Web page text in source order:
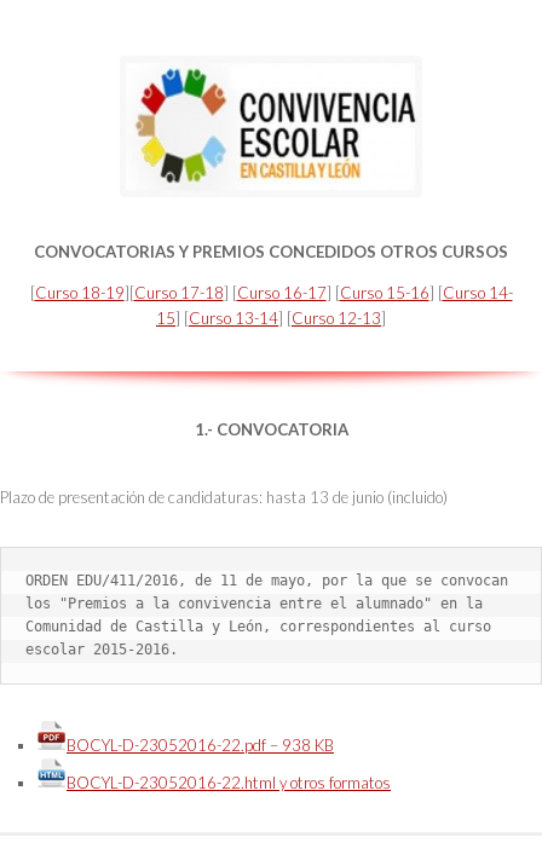
CONVOCATORIAS Y PREMIOS CONCEDIDOS OTROS CURSOS
[Curso 18-19][Curso 17-18] [Curso 16-17] [Curso 15-16] [Curso 14-
15] [Curso 13-14] [Curso 12-13]
1.- CONVOCATORIA
Plazo de presentación de candidaturas: hasta 13 de junio (incluido)
ORDEN EDU/411/2016, de 11 de mayo, por la que se convocan
los "Premios a la convivencia entre el alumnado" en la
Comunidad de Castilla y León, correspondientes al curso
escolar 2015-2016.
BOCYL-D-23052016-22.pdf – 938 KB
BOCYL-D-23052016-22.html y otros formatos